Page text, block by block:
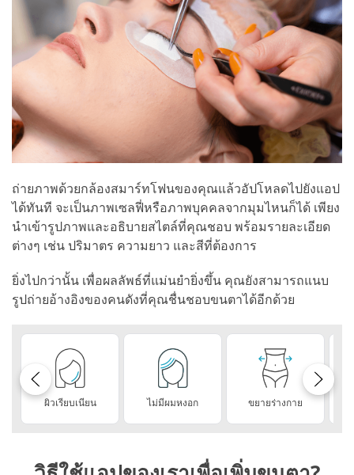
ถ่ายภาพด้วยกล้องสมาร์ทโฟนของคุณแล้วอัปโหลดไปยังแอป
ได้ทันที จะเป็นภาพเซลฟี่หรือภาพบุคคลจากมุมไหนก็ได้ เพียง
นำเข้ารูปภาพและอธิบายสไตล์ที่คุณชอบ พร้อมรายละเอียด
ต่างๆ เช่น ปริมาตร ความยาว และสีที่ต้องการ
ยิ่งไปกว่านั้น เพื่อผลลัพธ์ที่แม่นยำยิ่งขึ้น คุณยังสามารถแนบ
รูปถ่ายอ้างอิงของคนดังที่คุณชื่นชอบขนตาได้อีกด้วย
ผิวเรียบเนียน ไม่มีผมหงอก ขยายร่างกาย